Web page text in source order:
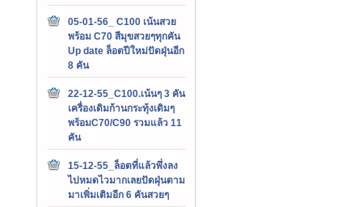
05-01-56_ C100 เน้นสวย
พร้อม C70 สีมุขสวยๆทุกคัน
Up date ล็อตปีใหม่ปัดฝุ่นอีก
8 คัน
22-12-55_C100.เน้นๆ 3 คัน
เครื่องเดิมก้านกระทุ้งเดิมๆ
พร้อมC70/C90 รวมแล้ว 11
คัน
15-12-55_ล็อตที่แล้วพึ่งลง
ไปหมดไวมากเลยปัดฝุ่นตาม
มาเพิ่มเติมอีก 6 คันสวยๆ